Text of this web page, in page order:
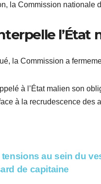
la Commission nationale
l’État
la Commission a
à l’État malien son
à la recrudescence des
tensions au sein du
de capitaine